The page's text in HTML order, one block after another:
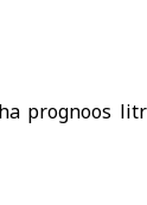
prognoos